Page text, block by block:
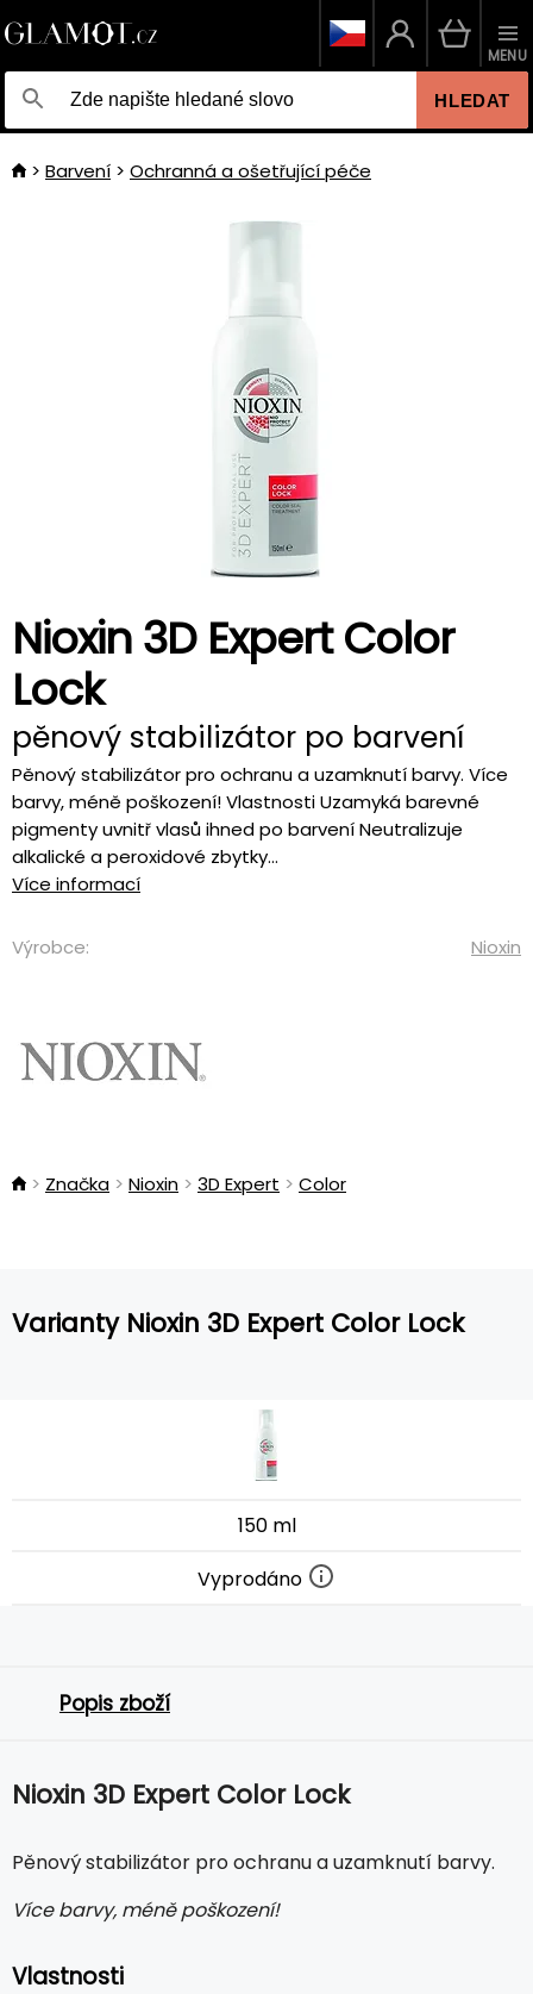
HLEDAT
MENU
Barvení Ochranná a ošetřující péče
Nioxin 3D Expert Color
Lock
pěnový stabilizátor po barvení
Pěnový stabilizátor pro ochranu a uzamknutí barvy. Více
barvy, méně poškození! Vlastnosti Uzamyká barevné
pigmenty uvnitř vlasů ihned po barvení Neutralizuje
alkalické a peroxidové zbytky...
Více informací
Výrobce: Nioxin
Značka Nioxin 3D Expert Color
Varianty Nioxin 3D Expert Color Lock
150 ml
Vyprodáno
Popis zboží
Nioxin 3D Expert Color Lock
Pěnový stabilizátor pro ochranu a uzamknutí barvy.
Více barvy, méně poškození!
Vlastnosti